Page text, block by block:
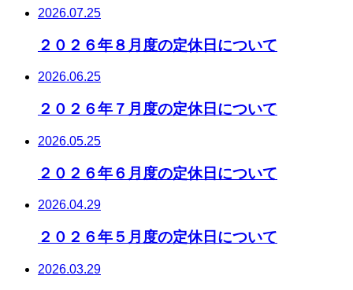
2026.07.25
２０２６年８月度の定休日について
2026.06.25
２０２６年７月度の定休日について
2026.05.25
２０２６年６月度の定休日について
2026.04.29
２０２６年５月度の定休日について
2026.03.29